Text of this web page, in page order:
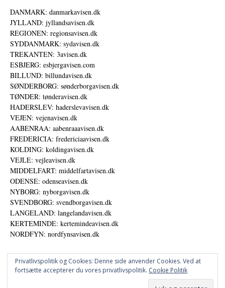
DANMARK: danmarkavisen.dk
JYLLAND: jyllandsavisen.dk
REGIONEN: regionsavisen.dk
SYDDANMARK: sydavisen.dk
TREKANTEN: 3avisen.dk
ESBJERG: esbjergavisen.com
BILLUND: billundavisen.dk
SØNDERBORG: sønderborgavisen.dk
TØNDER: tønderavisen.dk
HADERSLEV: haderslevavisen.dk
VEJEN: vejenavisen.dk
AABENRAA: aabenraaavisen.dk
FREDERICIA: fredericiaavisen.dk
KOLDING: koldingavisen.dk
VEJLE: vejleavisen.dk
MIDDELFART: middelfartavisen.dk
ODENSE: odenseavisen.dk
NYBORG: nyborgavisen.dk
SVENDBORG: svendborgavisen.dk
LANGELAND: langelandavisen.dk
KERTEMINDE: kertemindeavisen.dk
NORDFYN: nordfynsavisen.dk
Privatlivspolitik og Cookies: Denne side anvender Cookies. Ved at
fortsætte accepterer du vores privatlivspolitik. Cookie Politik